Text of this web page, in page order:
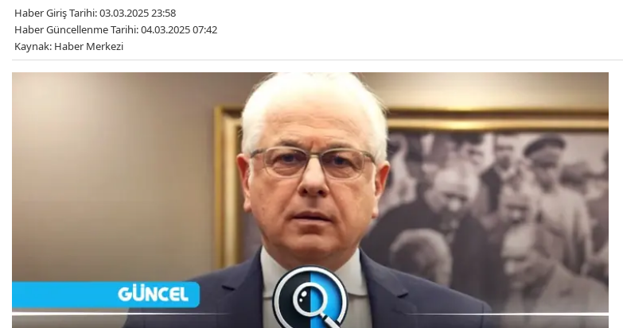
Haber Giriş Tarihi: 03.03.2025 23:58
Haber Güncellenme Tarihi: 04.03.2025 07:42
Kaynak: Haber Merkezi